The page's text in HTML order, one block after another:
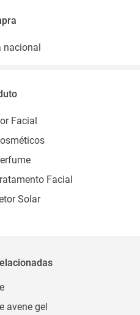
nacional
Facial
Facial
Solar
avene gel